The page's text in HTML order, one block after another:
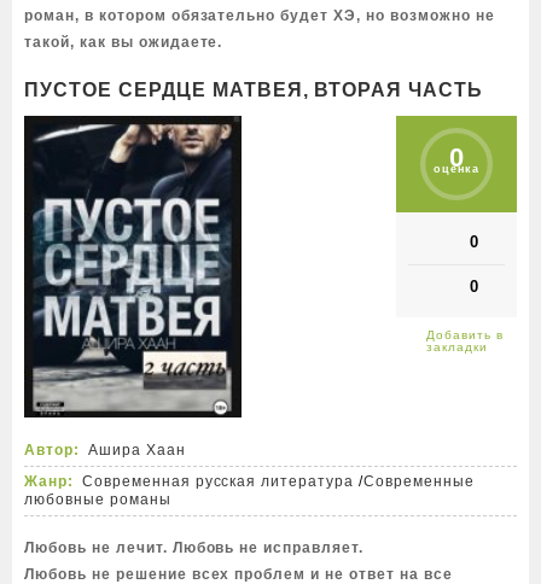
роман, в котором обязательно будет ХЭ, но возможно не
такой, как вы ожидаете.
ПУСТОЕ СЕРДЦЕ МАТВЕЯ, ВТОРАЯ ЧАСТЬ
0
оценка
0
0
Автор:
Ашира Хаан
Жанр:
Современная русская литература /Современные
любовные романы
Любовь не лечит. Любовь не исправляет.
Любовь не решение всех проблем и не ответ на все